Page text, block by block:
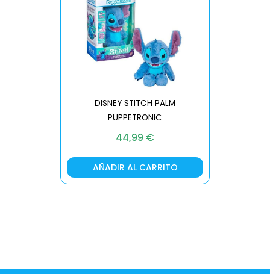
DISNEY STITCH PALM
PUPPETRONIC
44,99 €
AÑADIR AL CARRITO